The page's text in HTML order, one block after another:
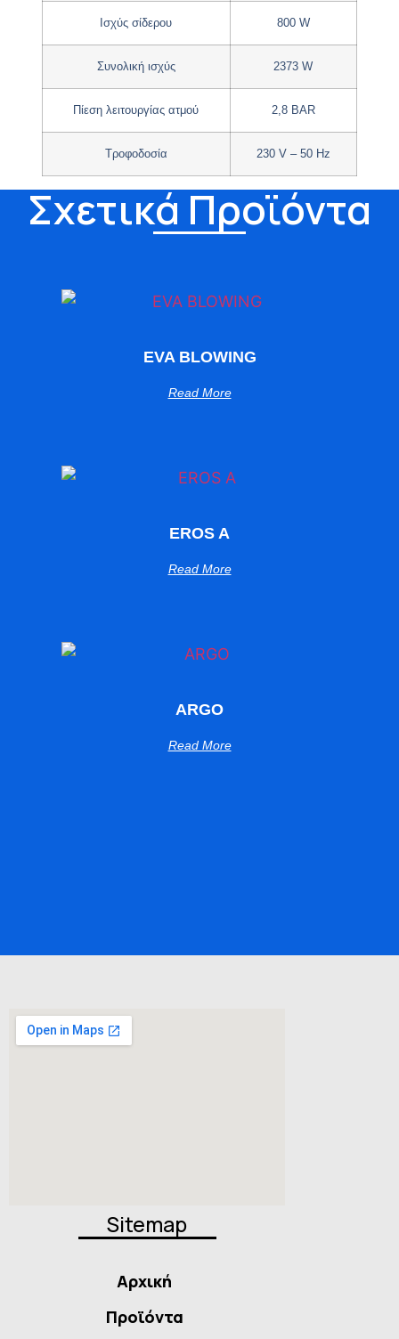
Ισχύς σίδερου 800 W
Συνολική ισχύς 2373 W
Πίεση λειτουργίας ατμού 2,8 BAR
Τροφοδοσία 230 V – 50 Hz
Σχετικά Προϊόντα
EVA BLOWING
Read More
EROS A
Read More
ARGO
Read More
Sitemap
Αρχική
Προϊόντα